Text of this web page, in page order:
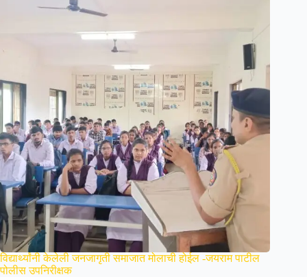
विद्यार्थ्यांनी केलेली जनजागृती समाजात मोलाची होईल -जयराम पाटील
पोलीस उपनिरीक्षक